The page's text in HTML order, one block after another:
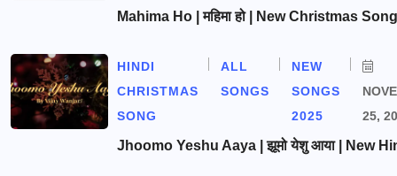
Mahima Ho | महिमा हो | New Christmas Song
HINDI
CHRISTMAS
SONG
ALL
SONGS
NEW
SONGS
2025
25,
Jhoomo Yeshu Aaya | झूमो येशु आया | New